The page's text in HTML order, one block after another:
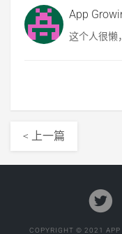
App
这个人很懒
< 上一篇
COPYRIGHT © 2021 APP